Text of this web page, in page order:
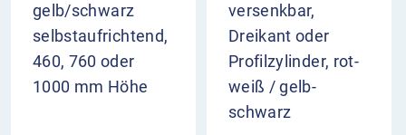
gelb/schwarz
selbstaufrichtend,
460, 760 oder
1000 mm Höhe
versenkbar,
Dreikant oder
Profilzylinder, rot-
weiß / gelb-
schwarz